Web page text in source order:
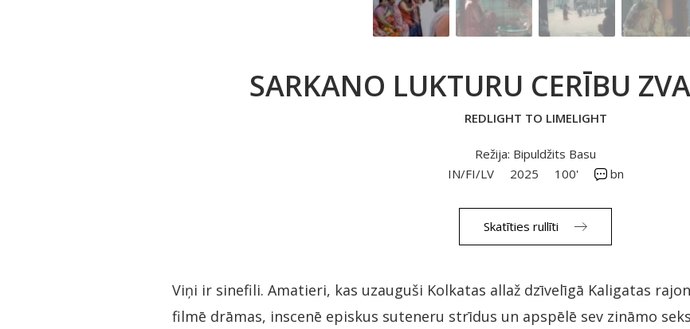
SARKANO LUKTURU CERĪBU
REDLIGHT TO LIMELIGHT
Režija: Bipuldžits Basu
IN/FI/LV
2025 100' bn
Skatīties rullīti
Viņi ir sinefili. Amatieri, kas uzauguši Kolkatas allaž dzīvelīgā Kaligatas
filmē drāmas, inscenē episkus suteneru strīdus un apspēlē sev zināmo